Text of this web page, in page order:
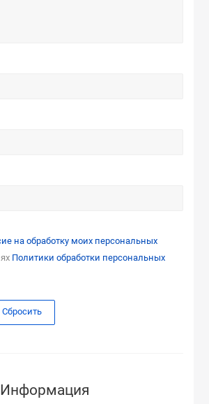
на обработку моих персональных
Политики обработки персональных
Сбросить
Информация